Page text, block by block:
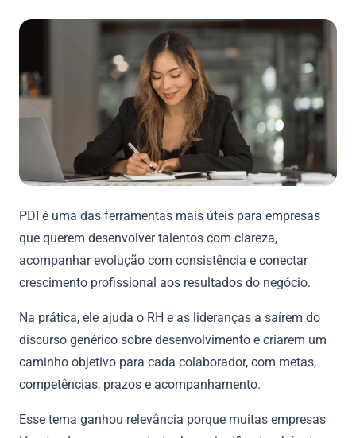
PDI é uma das ferramentas mais úteis para empresas
que querem desenvolver talentos com clareza,
acompanhar evolução com consistência e conectar
crescimento profissional aos resultados do negócio.
Na prática, ele ajuda o RH e as lideranças a saírem do
discurso genérico sobre desenvolvimento e criarem um
caminho objetivo para cada colaborador, com metas,
competências, prazos e acompanhamento.
Esse tema ganhou relevância porque muitas empresas